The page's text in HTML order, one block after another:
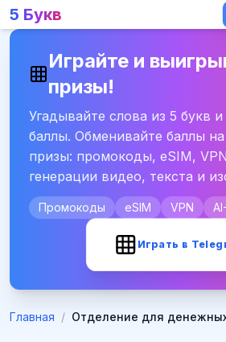
5 Букв
Играйте и
призы!
Угадывайте слова из 5 букв и
баллы. Обменивайте баллы
призы: промокоды, eSIM,
генерации видео, текста и
Промокоды eSIM VPN
Играть в
Главная / Отделение для